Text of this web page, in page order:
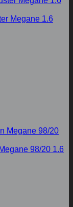
Megane 1.6
98/20 1.6